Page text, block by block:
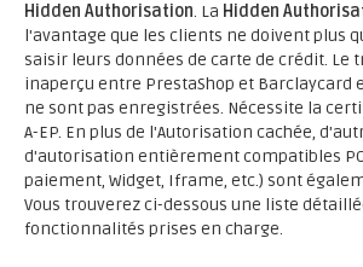
Hidden Authorisation. La Hidden
l'avantage que les clients ne doivent plus
saisir leurs données de carte de crédit. Le
inaperçu entre PrestaShop et Barclaycard
ne sont pas enregistrées. Nécessite la
A-EP. En plus de l'Autorisation cachée,
d'autorisation entièrement compatibles PCI
paiement, Widget, Iframe, etc.) sont
Vous trouverez ci-dessous une liste
fonctionnalités prises en charge.